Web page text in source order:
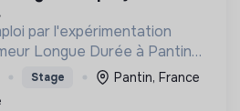
par l'expérimentation
Longue Durée à Pantin
: créer des emplois
au territoire
Stage
Pantin, France